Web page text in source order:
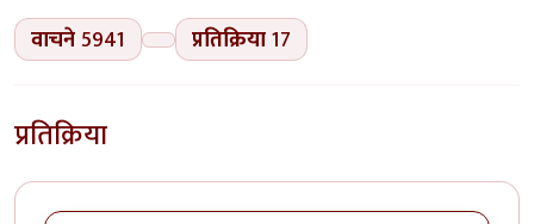
वाचने5941 प्रतिक्रिया17
प्रतिक्रिया